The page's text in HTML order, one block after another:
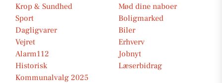
Krop & Sundhed
Mød dine naboer
Sport
Boligmarked
Dagligvarer
Biler
Vejret
Erhverv
Alarm112
Jobnyt
Historisk
Læserbidrag
Kommunalvalg 2025